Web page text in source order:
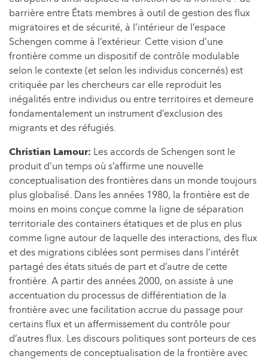
barrière entre États membres à outil de gestion des flux
migratoires et de sécurité, à l’intérieur de l’espace
Schengen comme à l’extérieur. Cette vision d’une
frontière comme un dispositif de contrôle modulable
selon le contexte (et selon les individus concernés) est
critiquée par les chercheurs car elle reproduit les
inégalités entre individus ou entre territoires et demeure
fondamentalement un instrument d’exclusion des
migrants et des réfugiés.
Christian Lamour: Les accords de Schengen sont le
produit d’un temps où s’affirme une nouvelle
conceptualisation des frontières dans un monde toujours
plus globalisé. Dans les années 1980, la frontière est de
moins en moins conçue comme la ligne de séparation
territoriale des containers étatiques et de plus en plus
comme ligne autour de laquelle des interactions, des flux
et des migrations ciblées sont permises dans l’intérêt
partagé des états situés de part et d’autre de cette
frontière. A partir des années 2000, on assiste à une
accentuation du processus de différentiation de la
frontière avec une facilitation accrue du passage pour
certains flux et un affermissement du contrôle pour
d’autres flux. Les discours politiques sont porteurs de ces
changements de conceptualisation de la frontière avec